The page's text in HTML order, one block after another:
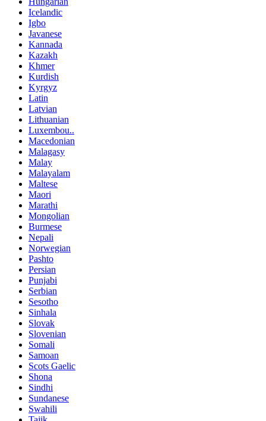
Icelandic
Igbo
Javanese
Kannada
Kazakh
Khmer
Kurdish
Kyrgyz
Latin
Latvian
Lithuanian
Luxembou..
Macedonian
Malagasy
Malay
Malayalam
Maltese
Maori
Marathi
Mongolian
Burmese
Nepali
Norwegian
Pashto
Persian
Punjabi
Serbian
Sesotho
Sinhala
Slovak
Slovenian
Somali
Samoan
Scots Gaelic
Shona
Sindhi
Sundanese
Swahili